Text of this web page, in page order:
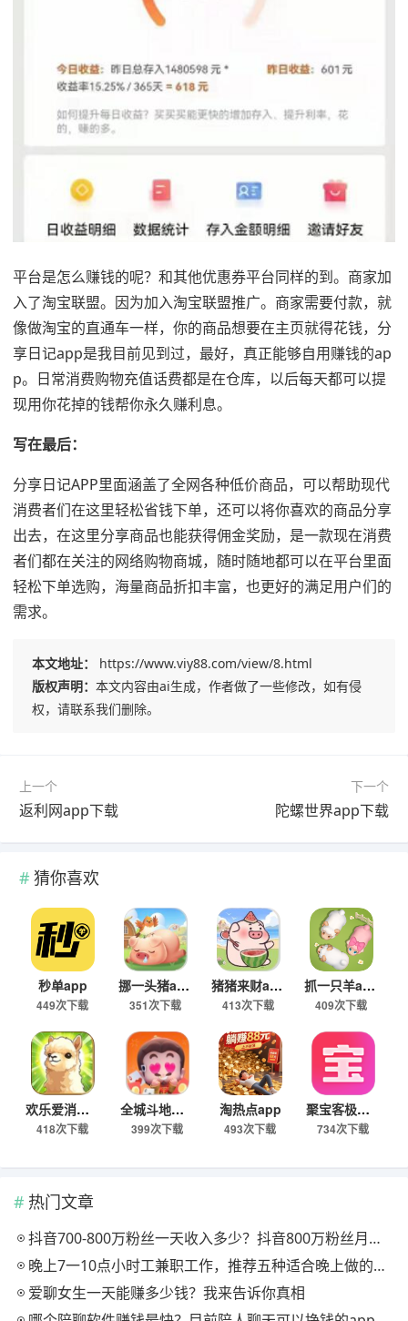
平台是怎么赚钱的呢？和其他优惠券平台同样的到。商家加
入了淘宝联盟。因为加入淘宝联盟推广。商家需要付款，就
像做淘宝的直通车一样，你的商品想要在主页就得花钱，分
享日记app是我目前见到过，最好，真正能够自用赚钱的ap
p。日常消费购物充值话费都是在仓库，以后每天都可以提
现用你花掉的钱帮你永久赚利息。
写在最后：
分享日记APP里面涵盖了全网各种低价商品，可以帮助现代
消费者们在这里轻松省钱下单，还可以将你喜欢的商品分享
出去，在这里分享商品也能获得佣金奖励，是一款现在消费
者们都在关注的网络购物商城，随时随地都可以在平台里面
轻松下单选购，海量商品折扣丰富，也更好的满足用户们的
需求。
本文地址：
https://www.viy88.com/view/8.html
版权声明： 本文内容由ai生成，作者做了一些修改，如有侵
权，请联系我们删除。
上一个
返利网app下载
下一个
陀螺世界app下载
猜你喜欢
秒单app
449次下载
挪一头猪app
351次下载
猪猪来财app
413次下载
抓一只羊app
409次下载
欢乐爱消消app
418次下载
全城斗地主app
399次下载
淘热点app
493次下载
聚宝客极速版
734次下载
热门文章
抖音700-800万粉丝一天收入多少？抖音800万粉丝月收入多少钱？
晚上7一10点小时工兼职工作，推荐五种适合晚上做的副业项目
爱聊女生一天能赚多少钱？我来告诉你真相